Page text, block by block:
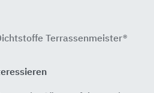
Terrassenmeister®